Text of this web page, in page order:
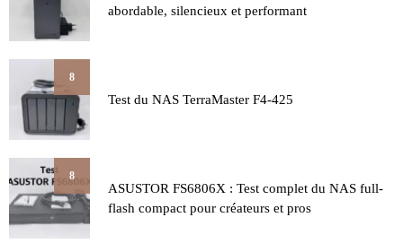
abordable, silencieux et performant
8
Test du NAS TerraMaster F4-425
8
ASUSTOR FS6806X : Test complet du NAS full-
flash compact pour créateurs et pros